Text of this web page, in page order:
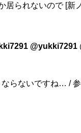
居られないので [新
@yukki7291
ならないですね… /